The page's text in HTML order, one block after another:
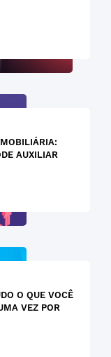
AUXILIAR
O QUE VOCÊ
VEZ POR